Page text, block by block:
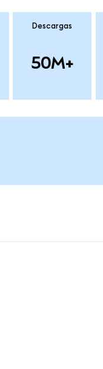
Descargas
50M+